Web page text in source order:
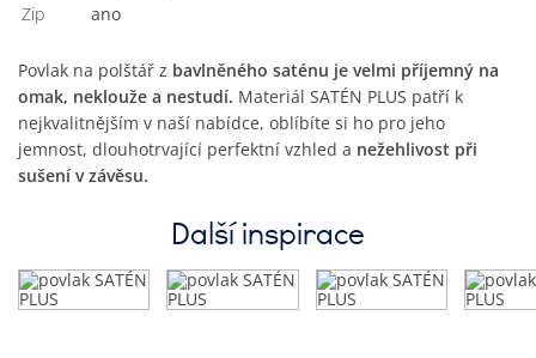
Zip
Ano
Povlak na polštář z bavlněného saténu je velmi příjemný na
omak, neklouže a nestudí. Materiál SATÉN PLUS patří k
nejkvalitnějším v naší nabídce, oblíbíte si ho pro jeho
jemnost, dlouhotrvající perfektní vzhled a nežehlivost při
sušení v závěsu.
Další inspirace